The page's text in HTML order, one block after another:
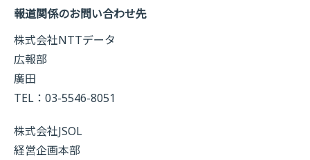
報道関係のお問い合わせ先
株式会社NTTデータ
広報部
廣田
TEL：03-5546-8051
株式会社JSOL
経営企画本部